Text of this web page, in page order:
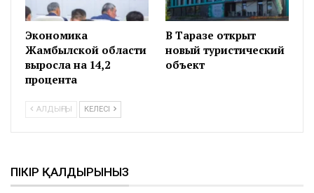
Экономика
Жамбылской области
выросла на 14,2
процента
В Таразе открыт
новый туристический
объект
АЛДЫҢҒЫ КЕЛЕСІ
ПІКІР ҚАЛДЫРЫНЫЗ